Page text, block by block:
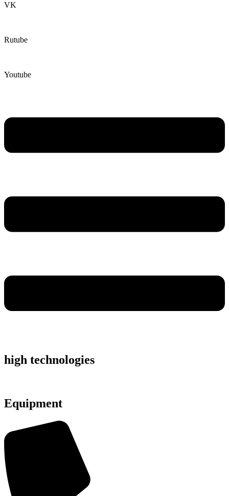
VK
Rutube
Youtube
high technologies
Equipment